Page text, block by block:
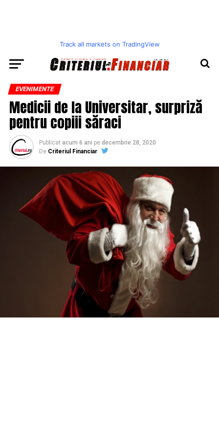
Track all markets on TradingView
EVENIMENTE
Medicii de la Universitar, surpriză
pentru copiii săraci
Publicat acum 6 ani pe decembrie 28, 2020
De Criteriul Financiar